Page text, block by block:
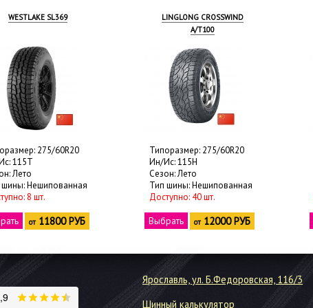
WESTLAKE SL369
275/60R20
115T
Лето
шины: Нешипованная
8 шт.
от11800 РУБ
LINGLONG CROSSWIND
A/T100
Типоразмер: 275/60R20
Ин/Ис: 115H
Сезон: Лето
Тип шины: Нешипованная
Доступно: 40 шт.
Выбрать от12000 РУБ
Ярославль, ул. Б.Федоровская, 116/3
Шинный калькулятор